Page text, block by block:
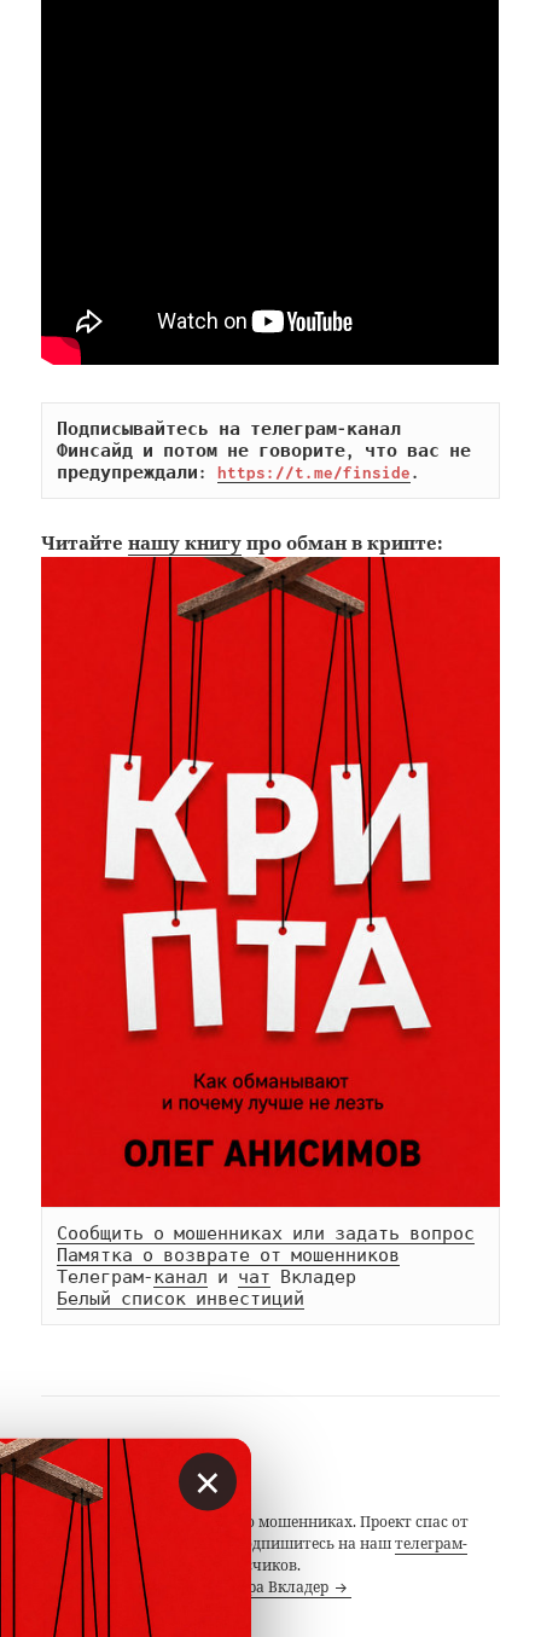
Подписывайтесь на телеграм-канал
Финсайд и потом не говорите, что вас не
предупреждали: https://t.me/finside.
Читайтенашу книгу про обман в крипте:
Сообщить о мошенниках или задать вопрос
Памятка о возврате от мошенников
Телеграм-канал и чат
Белый список инвестиций
АВТОР
Вкладер
С 2014 года предупреждаем о мошенниках. Проект спас от
потерь миллионы людей. Подпишитесь на наштелеграм-
канал с 19 тысячами подписчиков.
Посмотреть все записи автора Вкладер
×